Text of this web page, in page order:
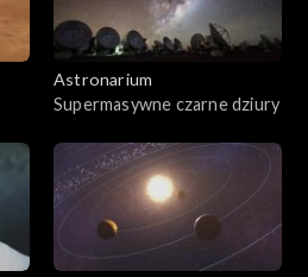
Astronarium
Supermasywne czarne dziury